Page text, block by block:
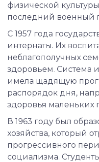
физической
последний военный
С 1957 года
интернаты. Их
неблагополучных
здоровьем. Система
имела щадящую
распорядок дня,
здоровья маленьких
В 1963 году был
хозяйства, который
прогрессивного
социализма.